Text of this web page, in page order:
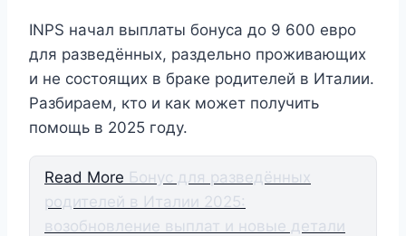
INPS начал выплаты бонуса до 9 600 евро
для разведённых, раздельно проживающих
и не состоящих в браке родителей в Италии.
Разбираем, кто и как может получить
помощь в 2025 году.
Read More Бонус для разведённых
родителей в Италии 2025:
возобновление выплат и новые детали